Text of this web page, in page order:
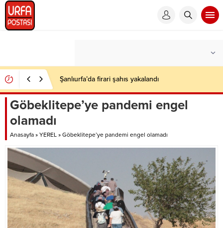
Şanlıurfa’da firari şahıs yakalandı
Göbeklitepe’ye pandemi engel
olamadı
Anasayfa » YEREL » Göbeklitepe’ye pandemi engel olamadı